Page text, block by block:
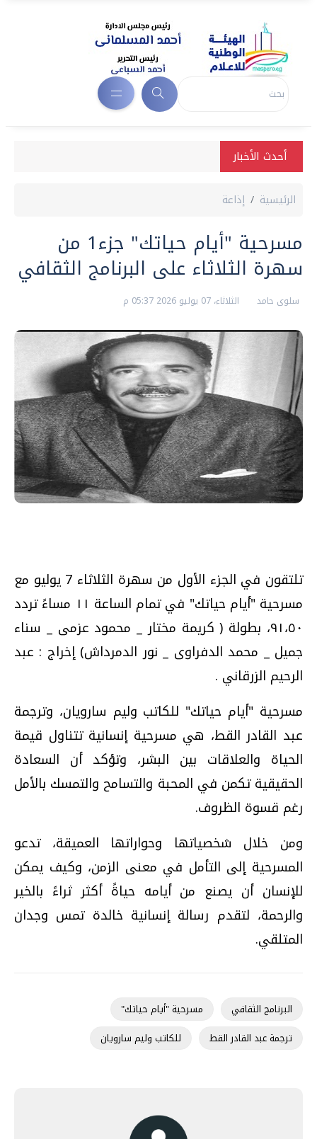
أحدث الأخبار
الرئيسية إذاعة
مسرحية "أيام حياتك" جزء1 من
سهرة الثلاثاء على البرنامج الثقافي
سلوى حامد الثلاثاء، 07 يوليو 2026 05:37 م
تلتقون في الجزء الأول من سهرة الثلاثاء 7 يوليو مع
مسرحية "أيام حياتك" في تمام الساعة ١١ مساءً تردد
٩١،٥٠، بطولة ( كريمة مختار _ محمود عزمى _ سناء
جميل _ محمد الدفراوى _ نور الدمرداش) إخراج : عبد
الرحيم الزرقاني .
مسرحية "أيام حياتك" للكاتب وليم سارويان، وترجمة
عبد القادر القط، هي مسرحية إنسانية تتناول قيمة
الحياة والعلاقات بين البشر، وتؤكد أن السعادة
الحقيقية تكمن في المحبة والتسامح والتمسك بالأمل
رغم قسوة الظروف.
ومن خلال شخصياتها وحواراتها العميقة، تدعو
المسرحية إلى التأمل في معنى الزمن، وكيف يمكن
للإنسان أن يصنع من أيامه حياةً أكثر ثراءً بالخير
والرحمة، لتقدم رسالة إنسانية خالدة تمس وجدان
المتلقي.
البرنامج الثقافي
مسرحية "أيام حياتك"
ترجمة عبد القادر القط
للكاتب وليم سارويان